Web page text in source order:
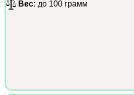
Вес: до 100 грамм